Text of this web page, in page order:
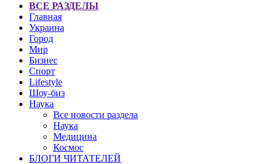
ВСЕ РАЗДЕЛЫ
Главная
Украина
Город
Мир
Бизнес
Спорт
Lifestyle
Шоу-биз
Наука
Все новости раздела
Наука
Медицина
Космос
БЛОГИ ЧИТАТЕЛЕЙ